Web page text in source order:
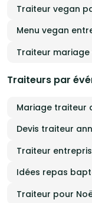
Traiteur vegan
Menu vegan
Traiteur mariage
Traiteurs par
Mariage traiteur
Devis traiteur
Traiteur
Idées repas
Traiteur pour